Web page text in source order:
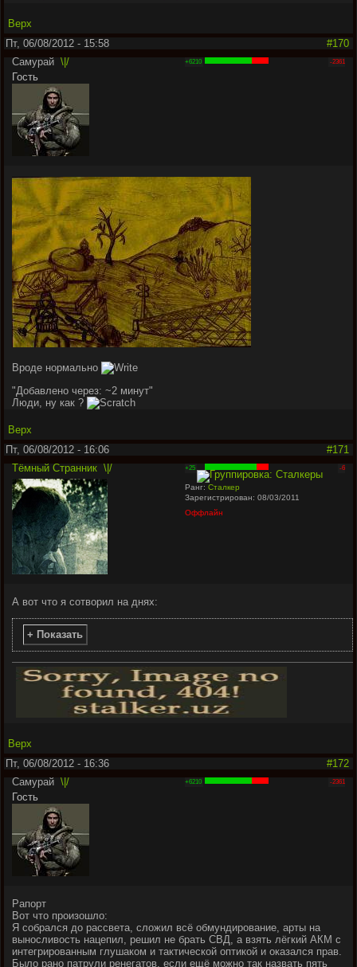
Верх
Пт, 06/08/2012 - 15:58
#170
Самурай \|/
Гость
+6210 -2361
Вроде нормально
"Добавлено через: ~2 минут"
Люди, ну как ?
Верх
Пт, 06/08/2012 - 16:06
#171
Тёмный Странник \|/ +25 -6
Ранг:Сталкер
Зарегистрирован: 08/03/2011
Оффлайн
А вот что я сотворил на днях:
+ Показать
Верх
Пт, 06/08/2012 - 16:36
#172
Самурай \|/
Гость
+6210 -2361
Рапорт
Вот что произошло:
Я собрался до рассвета, сложил всё обмундирование, арты на
выносливость нацепил, решил не брать СВД, а взять лёгкий АКМ с
интегрированным глушаком и тактической оптикой и оказался прав.
Было рано патрули ренегатов, если ещё можно так назвать пять